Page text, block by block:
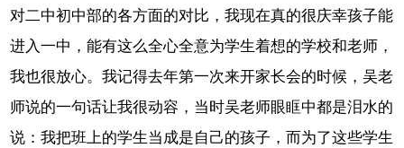
对二中初中部的各方面的对比，我现在真的很庆幸孩子能
进入一中，能有这么全心全意为学生着想的学校和老师，
我也很放心。我记得去年第一次来开家长会的时候，吴老
师说的一句话让我很动容，当时吴老师眼眶中都是泪水的
说：我把班上的学生当成是自己的孩子，而为了这些学生